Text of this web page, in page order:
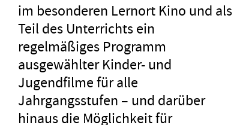
im besonderen Lernort Kino und als
Teil des Unterrichts ein
regelmäßiges Programm
ausgewählter Kinder- und
Jugendfilme für alle
Jahrgangsstufen – und darüber
hinaus die Möglichkeit für